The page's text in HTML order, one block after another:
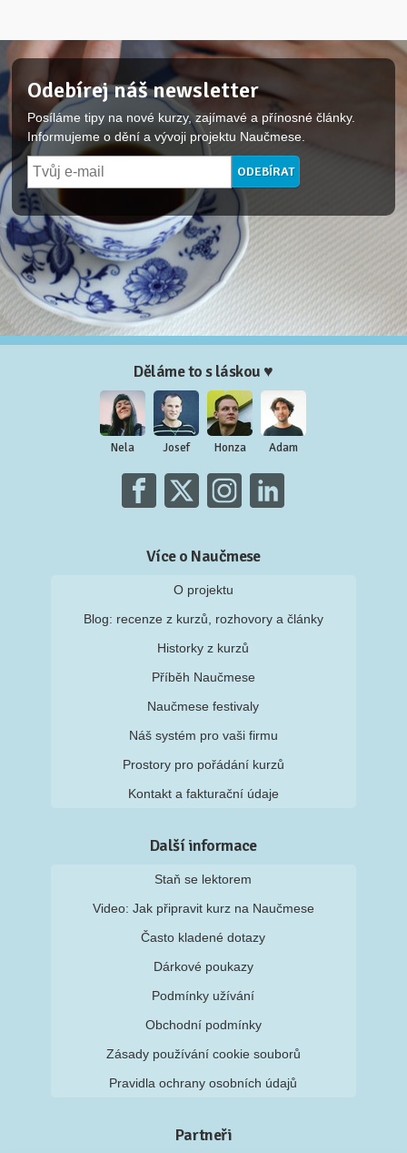
Odebírej náš newsletter
Posíláme tipy na nové kurzy, zajímavé a přínosné články.
Informujeme o dění a vývoji projektu Naučmese.
Děláme to s láskou ♥
Nela Josef Honza Adam
Více o Naučmese
O projektu
Blog: recenze z kurzů, rozhovory a články
Historky z kurzů
Příběh Naučmese
Naučmese festivaly
Náš systém pro vaši firmu
Prostory pro pořádání kurzů
Kontakt a fakturační údaje
Další informace
Staň se lektorem
Video: Jak připravit kurz na Naučmese
Často kladené dotazy
Dárkové poukazy
Podmínky užívání
Obchodní podmínky
Zásady používání cookie souborů
Pravidla ochrany osobních údajů
Partneři